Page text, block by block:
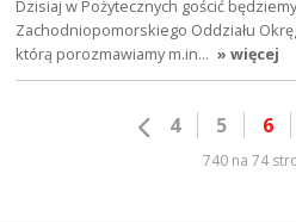
Dzisiaj w Pożytecznych gościć
Zachodniopomorskiego Oddziału
którą porozmawiamy m.in… » więcej
4 5 6
740 na 74